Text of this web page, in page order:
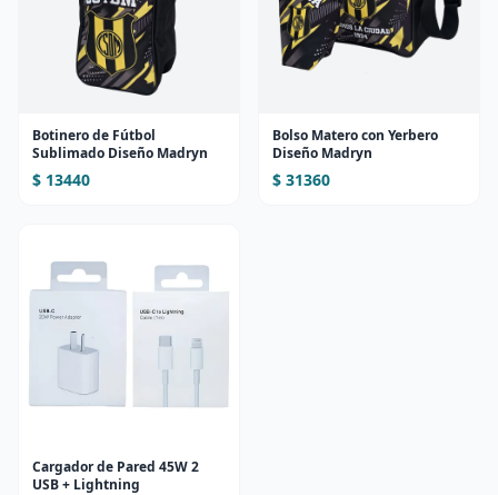
Botinero de Fútbol
Sublimado Diseño Madryn
$ 13440
Bolso Matero con Yerbero
Diseño Madryn
$ 31360
Cargador de Pared 45W 2
USB + Lightning